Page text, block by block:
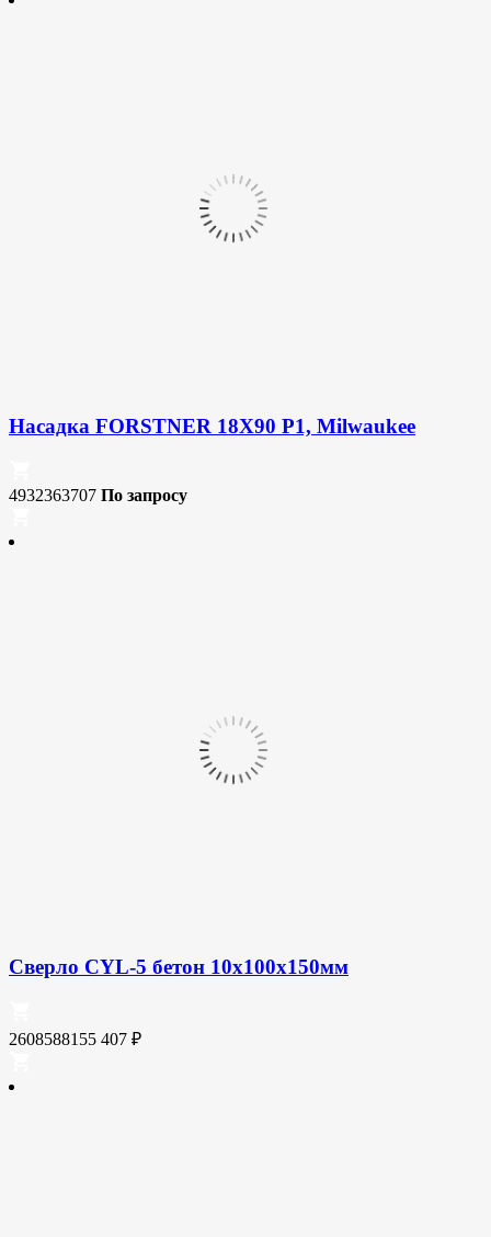
Насадка FORSTNER 18X90 P1, Milwaukee
4932363707 По запросу
Сверло CYL-5 бетон 10x100x150мм
2608588155 407 ₽